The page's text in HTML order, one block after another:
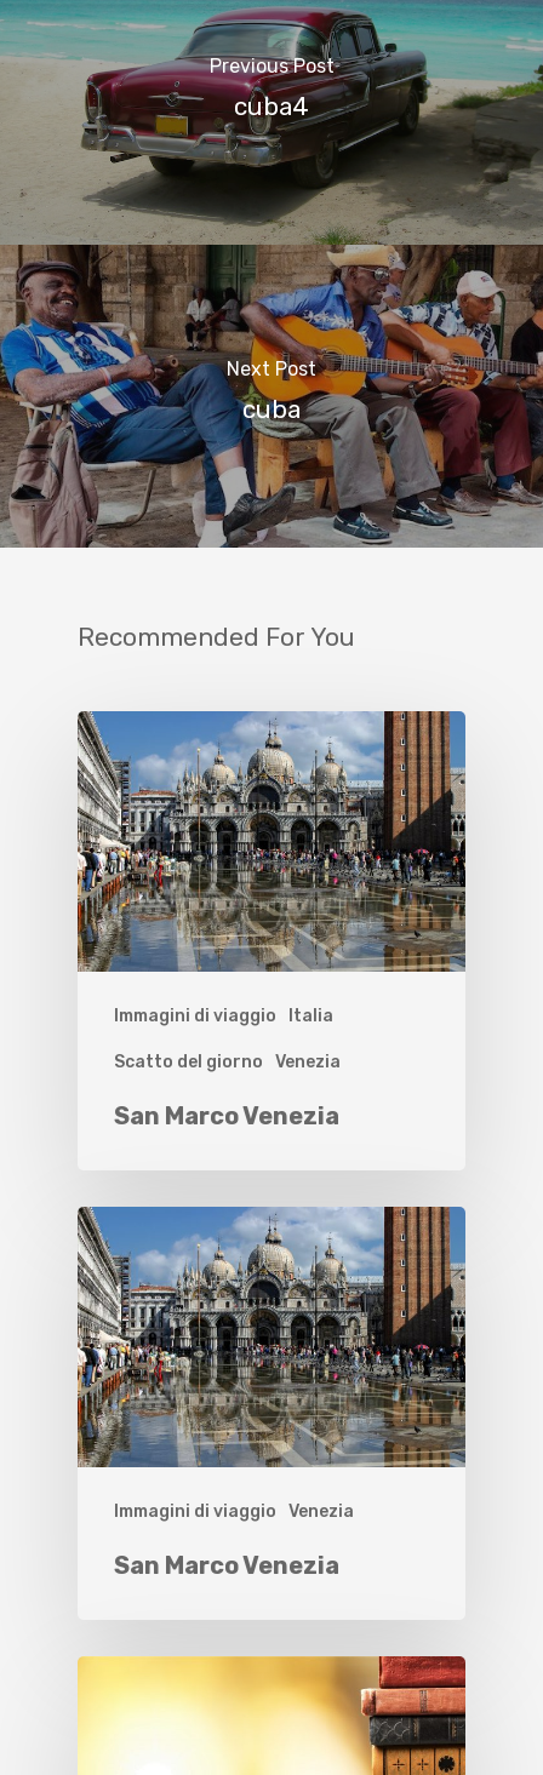
Previous Post
cuba4
Next Post
cuba
Recommended For You
Immagini di viaggio Italia
Scatto del giorno Venezia
San Marco Venezia
Immagini di viaggio Venezia
San Marco Venezia